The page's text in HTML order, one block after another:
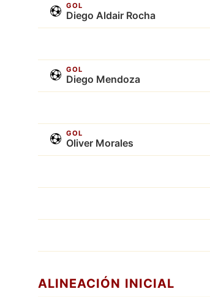
GOL
Diego Aldair Rocha
GOL
Diego Mendoza
GOL
Oliver Morales
ALINEACIÓN INICIAL